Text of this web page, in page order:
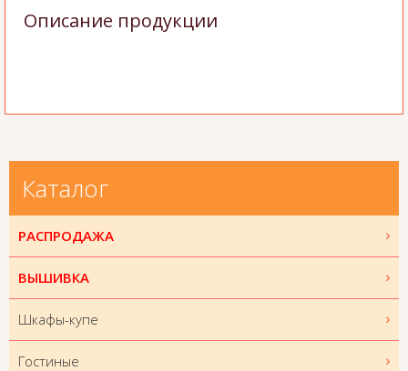
Описание продукции
Каталог
РАСПРОДАЖА
ВЫШИВКА
Шкафы-купе
Гостиные